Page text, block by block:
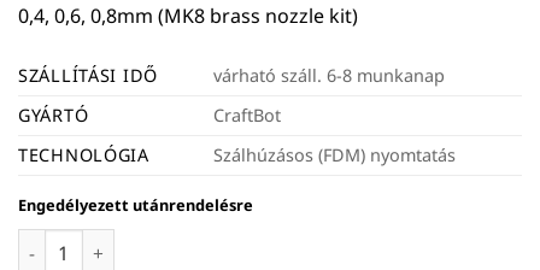
0,4, 0,6, 0,8mm (MK8 brass nozzle kit)
SZÁLLÍTÁSI IDŐ
várható száll. 6-8 munkanap
GYÁRTÓ
CraftBot
TECHNOLÓGIA
Szálhúzásos (FDM) nyomtatás
Engedélyezett utánrendelésre
CraftBot Plus Classic/XL fúvóka készlet, réz, 4 db: 0,25, 0,4,